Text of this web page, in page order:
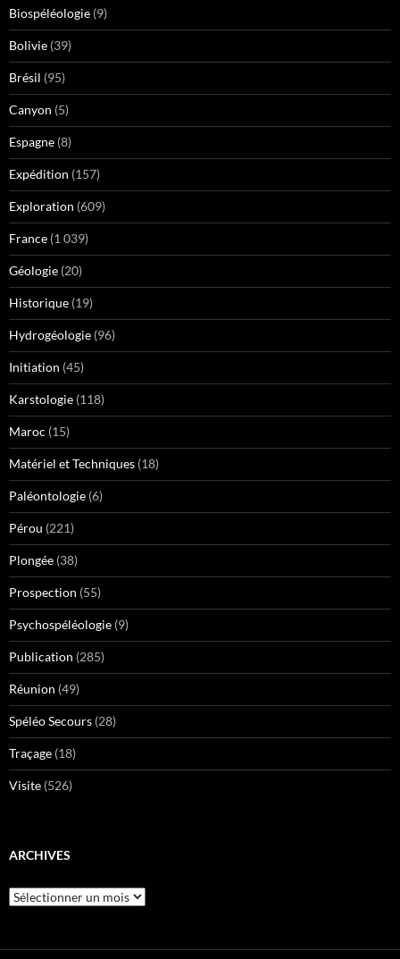
Biospéléologie (9)
Bolivie (39)
Brésil (95)
Canyon (5)
Espagne (8)
Expédition (157)
Exploration (609)
France (1 039)
Géologie (20)
Historique (19)
Hydrogéologie (96)
Initiation (45)
Karstologie (118)
Maroc (15)
Matériel et Techniques (18)
Paléontologie (6)
Pérou (221)
Plongée (38)
Prospection (55)
Psychospéléologie (9)
Publication (285)
Réunion (49)
Spéléo Secours (28)
Traçage (18)
Visite (526)
ARCHIVES
Archives